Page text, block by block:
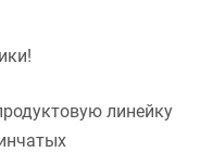
линейку